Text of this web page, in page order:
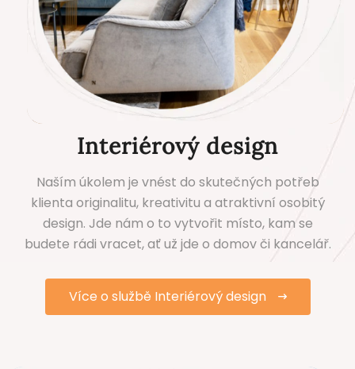
Interiérový design
Naším úkolem je vnést do skutečných potřeb
klienta originalitu, kreativitu a atraktivní osobitý
design. Jde nám o to vytvořit místo, kam se
budete rádi vracet, ať už jde o domov či kancelář.
Více o službě Interiérový design